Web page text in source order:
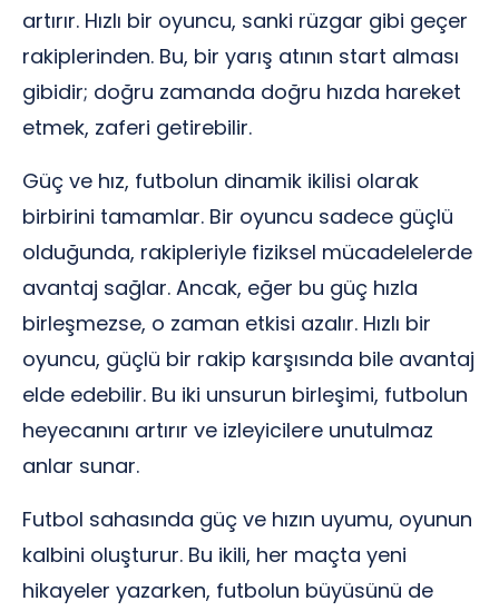
artırır. Hızlı bir oyuncu, sanki rüzgar gibi geçer
rakiplerinden. Bu, bir yarış atının start alması
gibidir; doğru zamanda doğru hızda hareket
etmek, zaferi getirebilir.
Güç ve hız, futbolun dinamik ikilisi olarak
birbirini tamamlar. Bir oyuncu sadece güçlü
olduğunda, rakipleriyle fiziksel mücadelelerde
avantaj sağlar. Ancak, eğer bu güç hızla
birleşmezse, o zaman etkisi azalır. Hızlı bir
oyuncu, güçlü bir rakip karşısında bile avantaj
elde edebilir. Bu iki unsurun birleşimi, futbolun
heyecanını artırır ve izleyicilere unutulmaz
anlar sunar.
Futbol sahasında güç ve hızın uyumu, oyunun
kalbini oluşturur. Bu ikili, her maçta yeni
hikayeler yazarken, futbolun büyüsünü de